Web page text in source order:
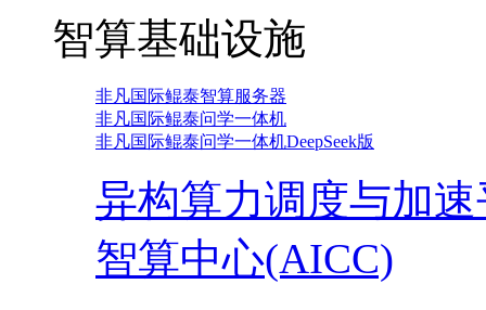
智算基础设施
非凡国际鲲泰智算服务器
非凡国际鲲泰问学一体机
非凡国际鲲泰问学一体机DeepSeek版
异构算力调度与加
智算中心(AICC)